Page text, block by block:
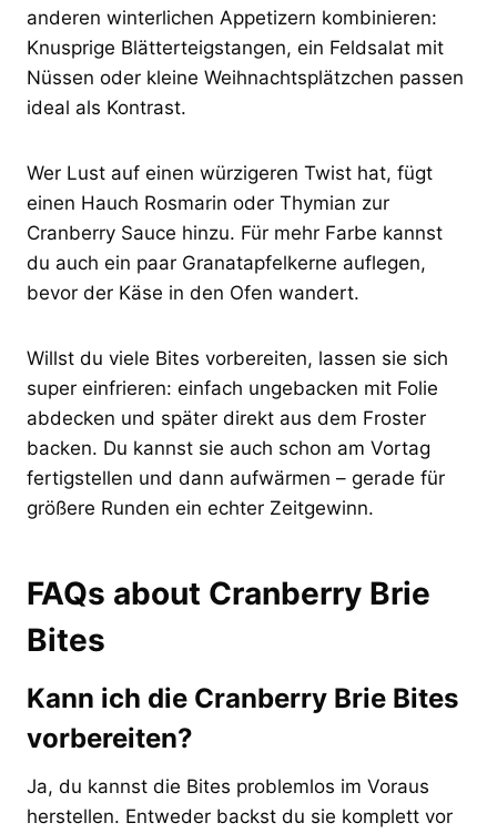
anderen winterlichen Appetizern kombinieren:
Knusprige Blätterteigstangen, ein Feldsalat mit
Nüssen oder kleine Weihnachtsplätzchen passen
ideal als Kontrast.
Wer Lust auf einen würzigeren Twist hat, fügt
einen Hauch Rosmarin oder Thymian zur
Cranberry Sauce hinzu. Für mehr Farbe kannst
du auch ein paar Granatapfelkerne auflegen,
bevor der Käse in den Ofen wandert.
Willst du viele Bites vorbereiten, lassen sie sich
super einfrieren: einfach ungebacken mit Folie
abdecken und später direkt aus dem Froster
backen. Du kannst sie auch schon am Vortag
fertigstellen und dann aufwärmen – gerade für
größere Runden ein echter Zeitgewinn.
FAQs about Cranberry Brie
Bites
Kann ich die Cranberry Brie Bites
vorbereiten?
Ja, du kannst die Bites problemlos im Voraus
herstellen. Entweder backst du sie komplett vor